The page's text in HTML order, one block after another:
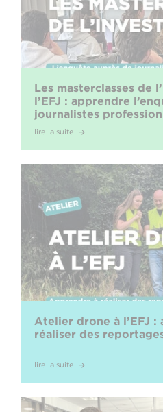
Les masterclasses de
l’EFJ : apprendre
journalistes
lire la suite
Atelier drone à l’EFJ :
réaliser des
lire la suite